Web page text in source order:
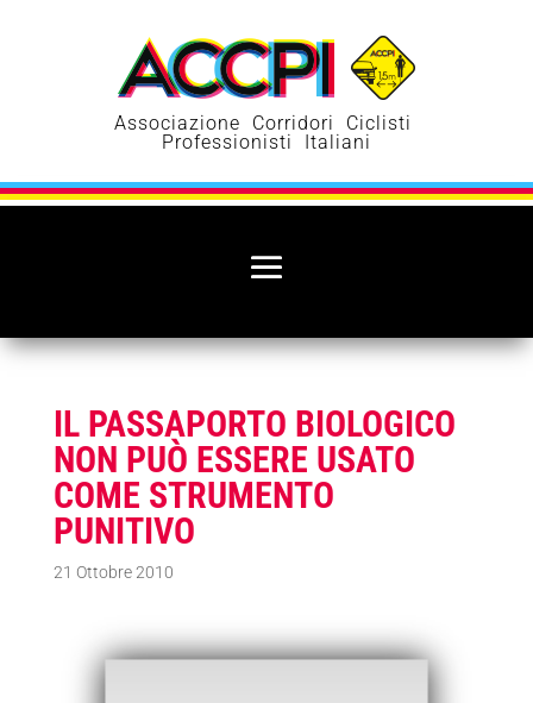
Associazione Corridori Ciclisti
Professionisti Italiani
IL PASSAPORTO BIOLOGICO
NON PUÒ ESSERE USATO
COME STRUMENTO
PUNITIVO
21 Ottobre 2010